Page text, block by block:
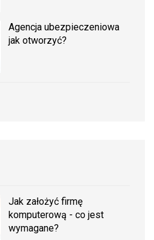
Agencja ubezpieczeniowa
jak otworzyć?
Jak założyć firmę
komputerową - co jest
wymagane?